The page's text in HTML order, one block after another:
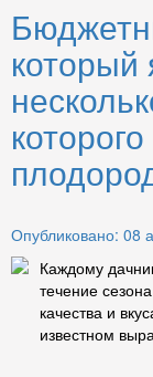
который
Опубликовано: 08
Каждому
течение
качества и
известном